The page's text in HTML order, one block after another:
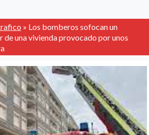
» Los bomberos sofocan un
de una vivienda provocado por unos